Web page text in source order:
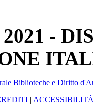
2021 -
Biblioteche e Diritto
|